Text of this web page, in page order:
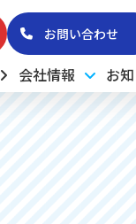
お問い合わせ
会社情報 お